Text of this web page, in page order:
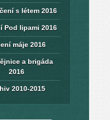
s létem 2016
Pod lipami 2016
máje 2016
a brigáda
2016
2010-2015